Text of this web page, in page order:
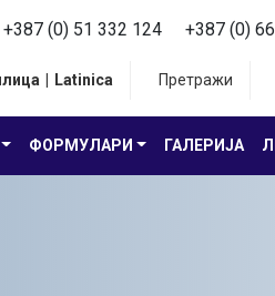
Latinica Претражи
+387 (0) 51 332 124 +387 (0)
ФОРМУЛАРИ ГАЛЕРИЈА